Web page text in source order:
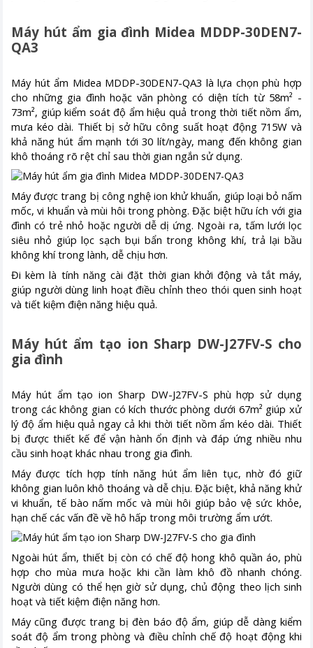
Máy hút ẩm gia đình Midea MDDP-30DEN7-
QA3
Máy hút ẩm Midea MDDP-30DEN7-QA3 là lựa chọn phù hợp
cho những gia đình hoặc văn phòng có diện tích từ 58m² -
73m², giúp kiểm soát độ ẩm hiệu quả trong thời tiết nồm ẩm,
mưa kéo dài. Thiết bị sở hữu công suất hoạt động 715W và
khả năng hút ẩm mạnh tới 30 lít/ngày, mang đến không gian
khô thoáng rõ rệt chỉ sau thời gian ngắn sử dụng.
Máy được trang bị công nghệ ion khử khuẩn, giúp loại bỏ nấm
mốc, vi khuẩn và mùi hôi trong phòng. Đặc biệt hữu ích với gia
đình có trẻ nhỏ hoặc người dễ dị ứng. Ngoài ra, tấm lưới lọc
siêu nhỏ giúp lọc sạch bụi bẩn trong không khí, trả lại bầu
không khí trong lành, dễ chịu hơn.
Đi kèm là tính năng cài đặt thời gian khởi động và tắt máy,
giúp người dùng linh hoạt điều chỉnh theo thói quen sinh hoạt
và tiết kiệm điện năng hiệu quả.
Máy hút ẩm tạo ion Sharp DW-J27FV-S cho
gia đình
Máy hút ẩm tạo ion Sharp DW-J27FV-S phù hợp sử dụng
trong các không gian có kích thước phòng dưới 67m² giúp xử
lý độ ẩm hiệu quả ngay cả khi thời tiết nồm ẩm kéo dài. Thiết
bị được thiết kế để vận hành ổn định và đáp ứng nhiều nhu
cầu sinh hoạt khác nhau trong gia đình.
Máy được tích hợp tính năng hút ẩm liên tục, nhờ đó giữ
không gian luôn khô thoáng và dễ chịu. Đặc biệt, khả năng khử
vi khuẩn, tế bào nấm mốc và mùi hôi giúp bảo vệ sức khỏe,
hạn chế các vấn đề về hô hấp trong môi trường ẩm ướt.
Ngoài hút ẩm, thiết bị còn có chế độ hong khô quần áo, phù
hợp cho mùa mưa hoặc khi cần làm khô đồ nhanh chóng.
Người dùng có thể hẹn giờ sử dụng, chủ động theo lịch sinh
hoạt và tiết kiệm điện năng hơn.
Máy cũng được trang bị đèn báo độ ẩm, giúp dễ dàng kiểm
soát độ ẩm trong phòng và điều chỉnh chế độ hoạt động khi